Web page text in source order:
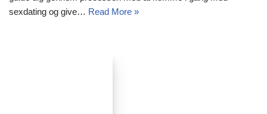
sexdating og give… Read More »